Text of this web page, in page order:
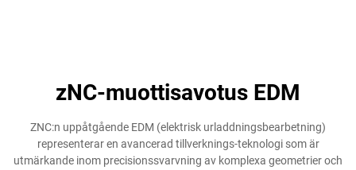
zNC-muottisavotus EDM
ZNC:n uppåtgående EDM (elektrisk urladdningsbearbetning)
representerar en avancerad tillverknings-teknologi som är
utmärkande inom precisionssvarvning av komplexa geometrier och